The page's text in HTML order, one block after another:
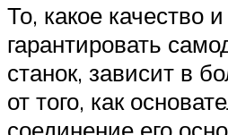
То, какое качество
гарантировать
станок, зависит в
от того, как